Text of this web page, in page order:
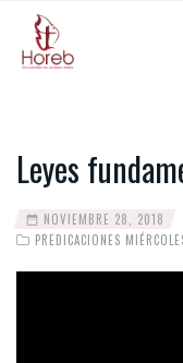
Leyes
NOVIEMBRE 28, 2018
PREDICACIONES